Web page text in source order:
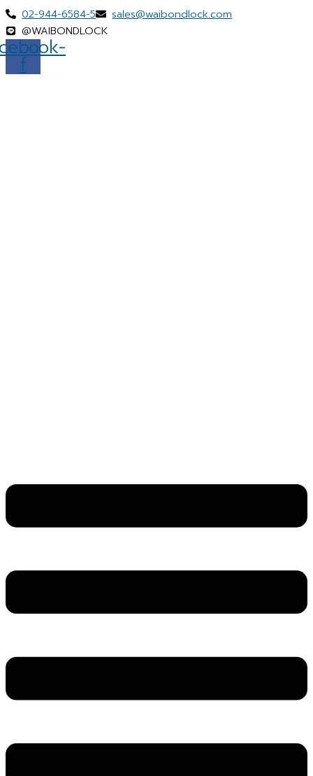
Skip
to
content
02-944-6584-5
sales@waibondlock.com
@WAIBONDLOCK
f
Menu